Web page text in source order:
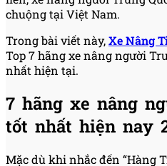
chuộng tại Việt Nam.
Trong bài viết này,Xe Nâng
Top 7 hãng xe nâng người
nhất hiện tại.
7 hãng xe nâng
tốt nhất hiện nay
Mặc dù khi nhắc đến “Hàng